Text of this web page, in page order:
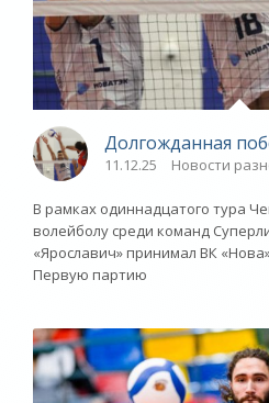
Долгожданная
11.12.25 Новости
В рамках одиннадцатого тура
волейболу среди команд
«Ярославич» принимал ВК
Первую партию